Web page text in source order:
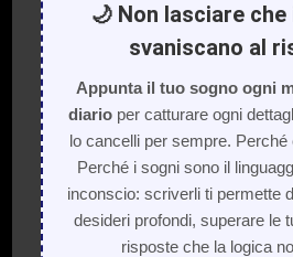
🌙 Non lasciare
svaniscano al
Appunta il tuo sogno ogni
diarioper catturare ogni
lo cancelli per sempre.
Perché i sogni sono il
inconscio: scriverli ti permette
desideri profondi, superare le
risposte che la logica